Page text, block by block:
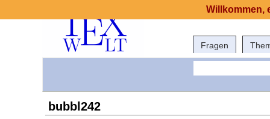
Fragen
bubbl242
Willkommen,